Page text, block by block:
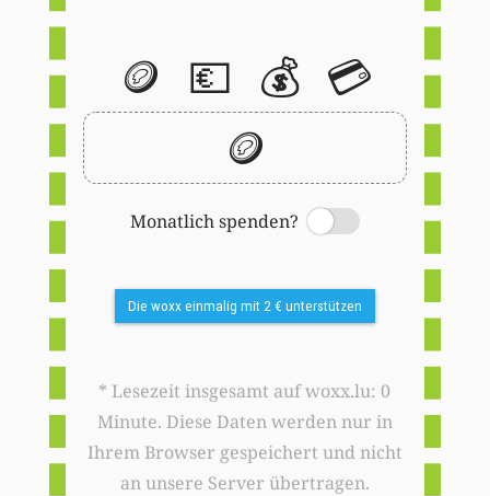
🪙 💶 💰 💳
🪙
Monatlich spenden?
Switch
Die woxx einmalig mit 2 € unterstützen
* Lesezeit insgesamt auf woxx.lu: 0
Minute. Diese Daten werden nur in
Ihrem Browser gespeichert und nicht
an unsere Server übertragen.